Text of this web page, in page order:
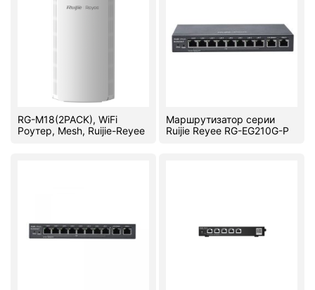
Headphones
Server equipment
Video conferencing
RG-M18(2PACK), WiFi
Роутер, Mesh, Ruijie-Reyee
Маршрутизатор серии
Ruijie Reyee RG-EG210G-P